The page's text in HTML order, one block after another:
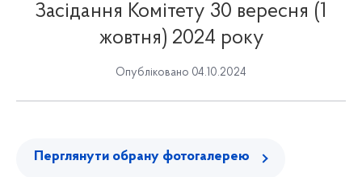
Засідання Комітету 30 вересня (1
жовтня) 2024 року
Опубліковано 04.10.2024
Перглянути обрану фотогалерею